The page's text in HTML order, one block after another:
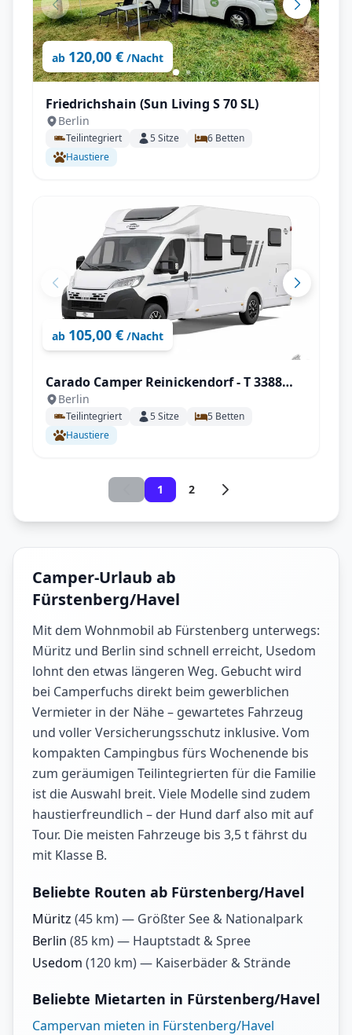
ab 120,00 € /Nacht
Friedrichshain (Sun Living S 70 SL)
Berlin
Teilintegriert 5Sitze 6 Betten
Haustiere
ab 105,00 € /Nacht
Carado Camper Reinickendorf - T 3388
Palmo Edition mit Solar uvm.
Berlin
Teilintegriert 5Sitze 5 Betten
Haustiere
1 2
Camper-Urlaub ab
Fürstenberg/Havel
Mit dem Wohnmobil ab Fürstenberg unterwegs:
Müritz und Berlin sind schnell erreicht, Usedom
lohnt den etwas längeren Weg. Gebucht wird
bei Camperfuchs direkt beim gewerblichen
Vermieter in der Nähe – gewartetes Fahrzeug
und voller Versicherungsschutz inklusive. Vom
kompakten Campingbus fürs Wochenende bis
zum geräumigen Teilintegrierten für die Familie
ist die Auswahl breit. Viele Modelle sind zudem
haustierfreundlich – der Hund darf also mit auf
Tour. Die meisten Fahrzeuge bis 3,5 t fährst du
mit Klasse B.
Beliebte Routen ab Fürstenberg/Havel
Müritz (45 km) — Größter See & Nationalpark
Berlin (85 km) — Hauptstadt & Spree
Usedom (120 km) — Kaiserbäder & Strände
Beliebte Mietarten in Fürstenberg/Havel
Campervan mieten in Fürstenberg/Havel